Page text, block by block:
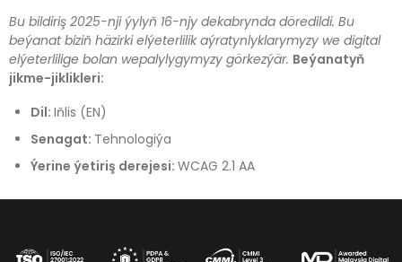
Bu bildiriş 2025-nji ýylyň 16-njy dekabrynda döredildi. Bu
beýanat biziň häzirki elýeterlilik aýratynlyklarymyzy we digital
elýeterlilige bolan wepalylygymyzy görkezýär. Beýanatyň
jikme-jiklikleri:
Dil: Iňlis (EN)
Senagat: Tehnologiýa
Ýerine ýetiriş derejesi: WCAG 2.1 AA